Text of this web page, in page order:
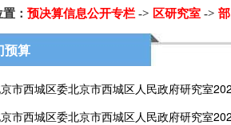
： 预决算信息公开专栏 -> 区研究室 ->
预算
市西城区委北京市西城区人民政府研究室
市西城区委北京市西城区人民政府研究室